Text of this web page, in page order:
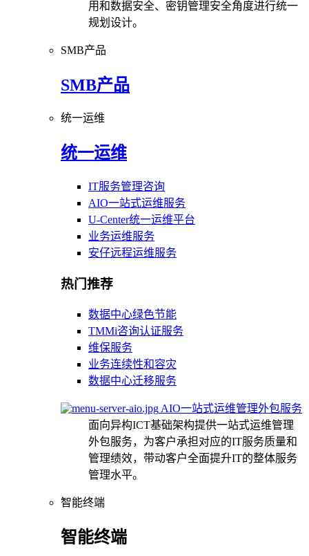
用和数据安全、密钥管理安全角度进行统一
规划设计。
SMB产品
SMB产品
统一运维
统一运维
IT服务管理咨询
AIO一站式运维服务
U-Center统一运维平台
业务运维服务
安仔远程运维服务
热门推荐
数据中心绿色节能
TMMi咨询认证服务
维保服务
业务连续性和容灾
数据中心迁移服务
AIO一站式运维管理外包服务
面向异构ICT基础架构提供一站式运维管理
外包服务，为客户承担对应的IT服务质量和
管理绩效，带动客户全面提升IT的整体服务
管理水平。
智能终端
智能终端